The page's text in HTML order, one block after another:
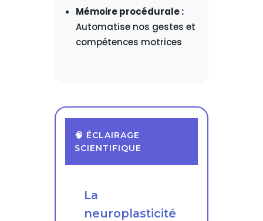
Mémoire procédurale :
Automatise nos gestes et
compétences motrices
🧠 ÉCLAIRAGE
SCIENTIFIQUE
La
neuroplasticité